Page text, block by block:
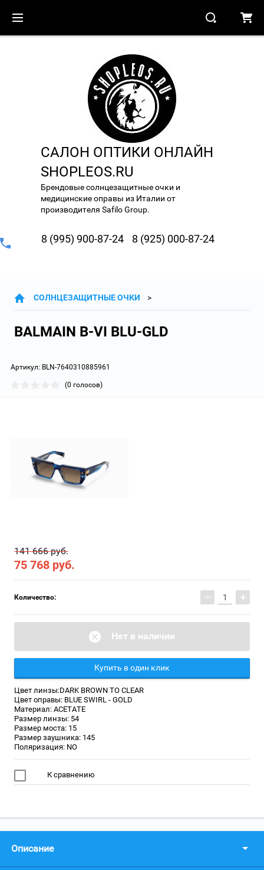
САЛОН ОПТИКИ ОНЛАЙН
SHOPLEOS.RU
Брендовые солнцезащитные очки и
медицинские оправы из Италии от
производителя Safilo Group.
8 (995) 900-87-24 8 (925) 000-87-24
СОЛНЦЕЗАЩИТНЫЕ ОЧКИ
BALMAIN B-VI BLU-GLD
Артикул: BLN-7640310885961
(0 голосов)
141 666 руб.
75 768 руб.
Количество: − +
Нет в наличии
Купить в один клик
Цвет линзы:DARK BROWN TO CLEAR
Цвет оправы: BLUE SWIRL - GOLD
Материал: ACETATE
Размер линзы: 54
Размер моста: 15
Размер заушника: 145
Поляризация: NO
К сравнению
Описание